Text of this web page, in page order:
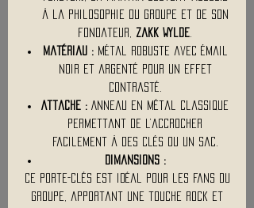
à la philosophie du groupe et de son
fondateur,
Zakk Wylde
Matériau :Métal robuste avec émail
noir et argenté pour un effet
contrasté.
Attache : Anneau en métal classique
permettant de l’accrocher
facilement à des clés ou un sac.
Dimansions :
Ce porte-clés est idéal pour les fans du
groupe, apportant une touche rock et